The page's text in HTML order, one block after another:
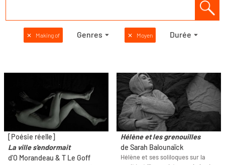
✕ Making of Genres ✕ Moyen Durée
[Poésie réelle]
La ville s'endormait
d'O Morandeau & T Le Goff
Hélène et les grenouilles
de Sarah Balounaïck
Hélène et ses soliloques sur la